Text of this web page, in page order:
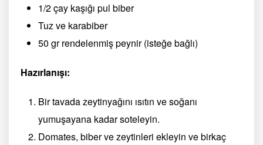
1/2 çay kaşığı pul biber
Tuz ve karabiber
50 gr rendelenmiş peynir (isteğe bağlı)
Hazırlanışı:
Bir tavada zeytinyağını ısıtın ve soğanı
yumuşayana kadar soteleyin.
Domates, biber ve zeytinleri ekleyin ve birkaç